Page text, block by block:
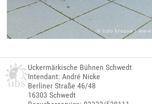
Uckermärkische Bühnen Schwedt
Intendant: André Nicke
Berliner Straße 46/48
16303 Schwedt